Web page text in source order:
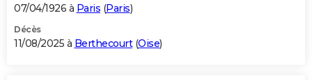
07/04/1926 à Paris (Paris)
Décès
11/08/2025 à Berthecourt(Oise)